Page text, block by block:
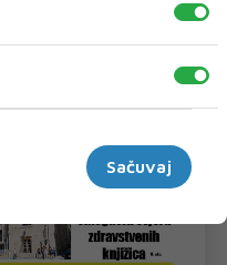
Sačuvaj